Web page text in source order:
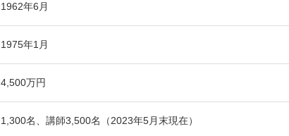
1962年6月
1975年1月
4,500万円
1,300名、講師3,500名（2023年5月末現在）